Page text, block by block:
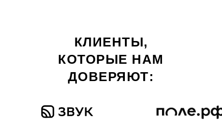
КЛИЕНТЫ,
КОТОРЫЕ НАМ
ДОВЕРЯЮТ:
• •